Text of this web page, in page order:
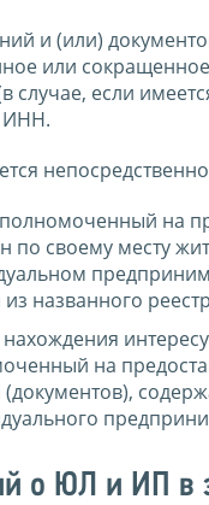
и (или)
или
если
ИНН.
на
по своему месту
названного
на
о ЮЛ и ИП в